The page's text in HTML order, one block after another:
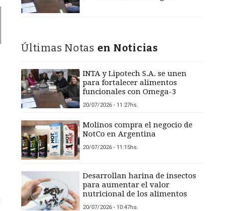
Últimas Notas en Noticias
INTA y Lipotech S.A. se unen
para fortalecer alimentos
funcionales con Omega-3
20/07/2026 - 11:27hs.
Molinos compra el negocio de
NotCo en Argentina
20/07/2026 - 11:15hs.
Desarrollan harina de insectos
para aumentar el valor
nutricional de los alimentos
20/07/2026 - 10:47hs.